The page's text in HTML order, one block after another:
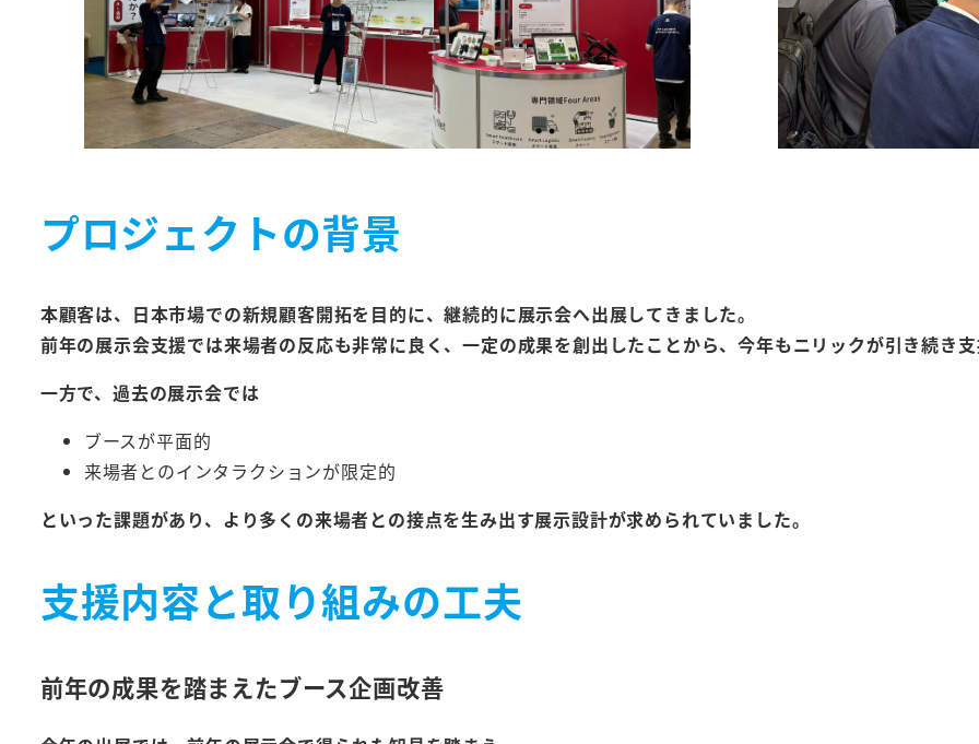
プロジェクトの背景
本顧客は、日本市場での新規顧客開拓を目的に、継続的に展示会へ出展してきました。
前年の展示会支援では来場者の反応も非常に良く、一定の成果を創出 したことから、今年もニリックが引き続き
一方で、過去の展示会では
ブースが平面的
来場者とのインタラクションが限定的
といった課題があり、 より多くの来場者との接点を生み出す展示設計が求められていました。
支援内容と取り組みの工夫
前年の成果を踏まえたブース企画改善